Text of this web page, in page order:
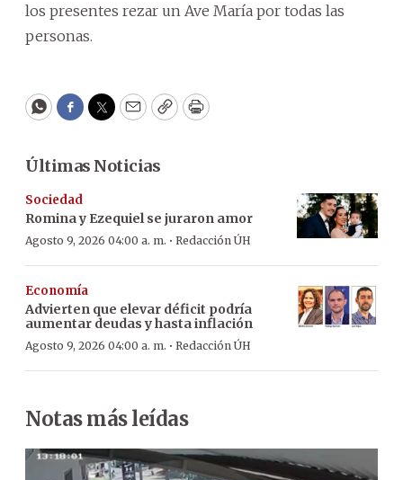
los presentes rezar un Ave María por todas las
personas.
WhatsApp
Facebook
Twitter
EmailCopyPrint
Últimas Noticias
Sociedad
Romina y Ezequiel se juraron amor
Agosto 9, 2026 04:00 a. m. · Redacción ÚH
Economía
Advierten que elevar déficit podría
aumentar deudas y hasta inflación
Agosto 9, 2026 04:00 a. m. · Redacción ÚH
Notas más leídas